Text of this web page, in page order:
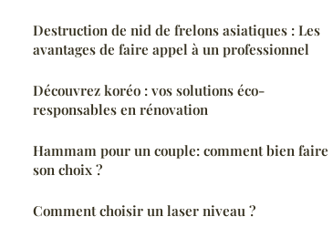
Destruction de nid de frelons asiatiques : Les
avantages de faire appel à un professionnel
Découvrez koréo : vos solutions éco-
responsables en rénovation
Hammam pour un couple: comment bien faire
son choix ?
Comment choisir un laser niveau ?